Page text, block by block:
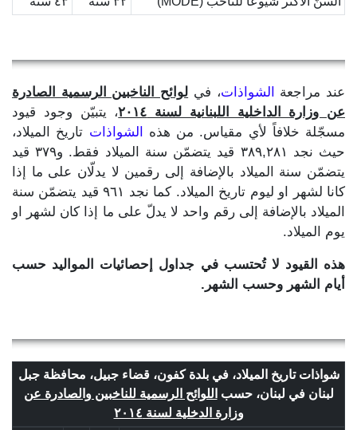
عند مراجعة الشواذات، في لوائح الناخبين الرسمية الصادرة
عن وزارة الداخلية اللبنانية لسنة ٢٠١٤
، يتبيّن وجود قيود
مسجّلة خلافاً لأي مقياس. من هذه
الشواذات تاريخ الميلاد،
حيث نجد ٣٨٩,٢٨١ قيد يتضمّن سنة الميلاد فقط. و٣٧٩ قيد
يتضمّن سنة الميلاد بالإضافة إلى رقمين لا يدلّان على ما إذا
كانا لشهر او ليوم تاريخ الميلاد. كما نجد ٩٦١ قيد يتضمّن سنة
الميلاد بالإضافة إلى رقم واحد لا يدلّ على ما إذا كان لشهر او
يوم الميلاد.
هذه القيود لا تُحتسب في جداول إحصائيات المواليد حسب
أيام الشهر وحسب الشهر.
شواذات تاريخ الميلاد، في بلدة كفون، قضاء جبيل، محافظة جبل
لبنان في لبنان، حسب اللوائح الرسمية للناخبين والصادرة عن
وزارة الدخلية لسنة ٢٠١٤